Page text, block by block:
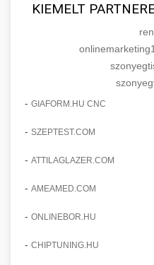
KIEMELT
- GIAFORM.HU CNC
- SZEPTEST.COM
- ATTILAGLAZER.COM
- AMEAMED.COM
- ONLINEBOR.HU
- CHIPTUNING.HU